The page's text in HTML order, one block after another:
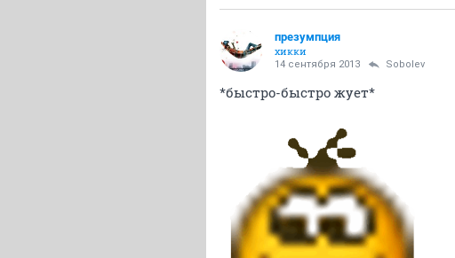
презумпция
хикки
14 сентября 2013 Sobolev
*быстро-быстро жует*